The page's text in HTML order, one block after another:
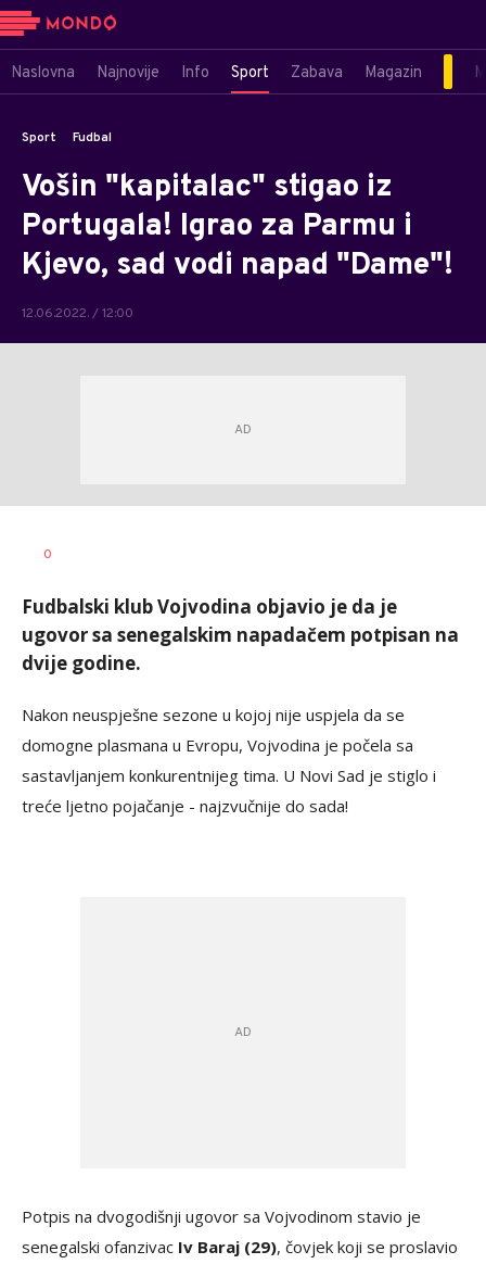
Naslovna Najnovije Info Sport Zabava Magazin
Sport Fudbal
Vošin "kapitalac" stigao iz
Portugala! Igrao za Parmu i
Kjevo, sad vodi napad "Dame"!
12.06.2022. / 12:00
AUTOR
0
Fudbalski klub Vojvodina objavio je da je
ugovor sa senegalskim napadačem potpisan na
dvije godine.
Nakon neuspješne sezone u kojoj nije uspjela da se
domogne plasmana u Evropu, Vojvodina je počela sa
sastavljanjem konkurentnijeg tima. U Novi Sad je stiglo i
treće ljetno pojačanje - najzvučnije do sada!
Potpis na dvogodišnji ugovor sa Vojvodinom stavio je
senegalski ofanzivac Iv Baraj (29), čovjek koji se proslavio